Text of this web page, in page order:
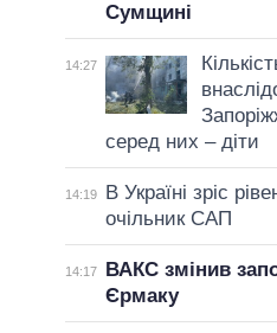
Сумщині
14:27
серед них – діти
14:19
В Україні зріс
очільник САП
14:17
ВАКС змінив
Єрмаку